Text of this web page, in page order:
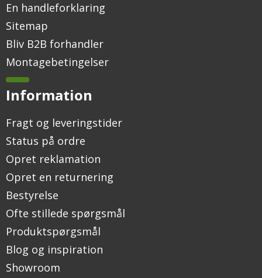
En handleforklaring
Sitemap
Bliv B2B forhandler
Montagebetingelser
Information
Fragt og leveringstider
Status på ordre
Opret reklamation
Opret en returnering
Bestyrelse
Ofte stillede spørgsmål
Produktspørgsmål
Blog og inspiration
Showroom